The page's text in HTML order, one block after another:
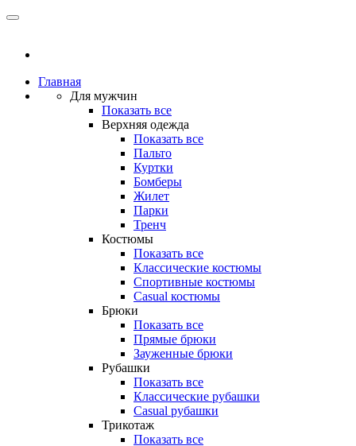
Главная
Для мужчин
Показать все
Верхняя одежда
Показать все
Пальто
Куртки
Бомберы
Жилет
Парки
Тренч
Костюмы
Показать все
Классические костюмы
Спортивные костюмы
Casual костюмы
Брюки
Показать все
Прямые брюки
Зауженные брюки
Рубашки
Показать все
Классические рубашки
Casual рубашки
Трикотаж
Показать все